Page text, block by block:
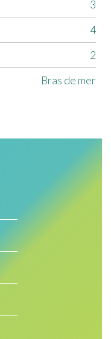
3
4
2
Bras de mer